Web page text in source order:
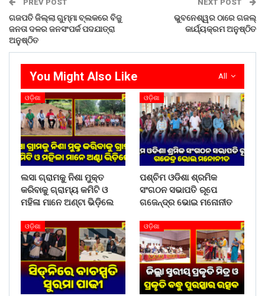
PREV POST
ଗଜପତି ଜିଲ୍ଲା ଗୁମ୍ମା ବ୍ଲକରେ ବିଜୁ
ଜନତା ଦଳର ଜନସଂପର୍କ ପଦଯାତ୍ରା
ଅନୁଷ୍ଠିତ
NEXT POST
ଭୁବନେଶ୍ୱର ଠାରେ ଗଜଲ୍
କାର୍ଯ୍ୟକ୍ରମ ଅନୁଷ୍ଠିତ
All
You Might Also Like
ଓଡ଼ିଶା
ଲସା ଗ୍ରାମକୁ ନିଶା ମୁକ୍ତ
କରିବାକୁ ଗ୍ରାମ୍ୟ କମିଟି ଓ
ମହିଳା ମାନେ ଅଣ୍ଟା ଭିଡ଼ିଲେ
ଓଡ଼ିଶା
ପଶ୍ଚିମ ଓଡିଶା ଶ୍ରମିକ
ସଂଗଠନ ସଭାପତି ରୂପେ
ଗଜେନ୍ଦ୍ର ଭୋଇ ମନୋନୀତ
ଓଡ଼ିଶା ଓଡ଼ିଶା